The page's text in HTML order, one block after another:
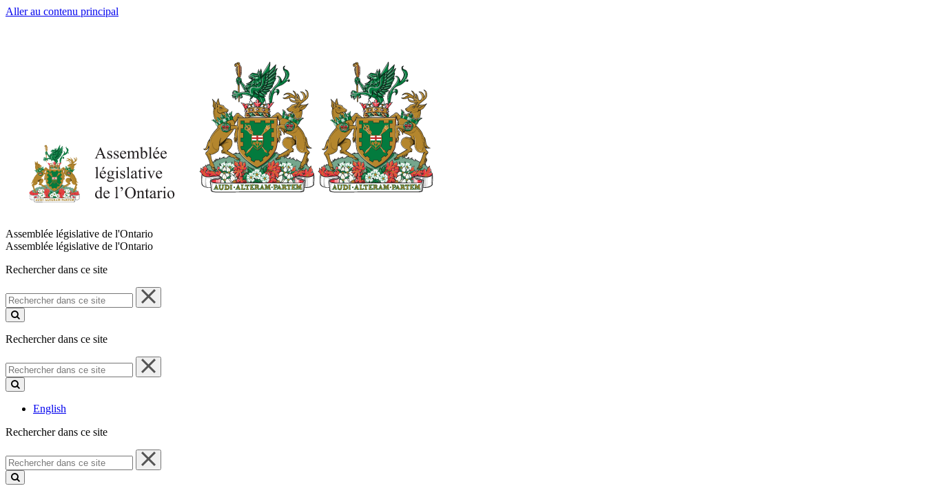
Aller au contenu principal
Assemblée législative de l'Ontario
Assemblée législative de l'Ontario
Rechercher dans ce site
Rechercher
dans
ce
Rechercher dans ce site
Rechercher
dans
ce
English
Rechercher dans ce site
Rechercher
dans
ce